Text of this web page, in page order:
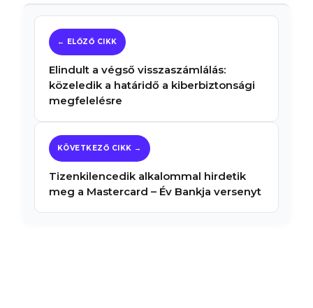
Elindult a végső visszaszámlálás:
közeledik a határidő a kiberbiztonsági
megfelelésre
Tizenkilencedik alkalommal hirdetik
meg a Mastercard – Év Bankja versenyt